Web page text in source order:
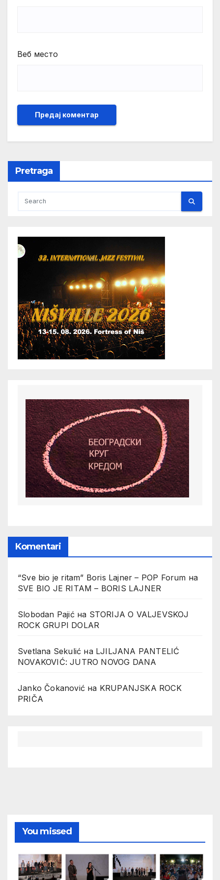
Веб место
Pretraga
Komentari
“Sve bio je ritam” Boris Lajner – POP Forum на
SVE BIO JE RITAM – BORIS LAJNER
Slobodan Pajićна STORIJA O VALJEVSKOJ
ROCK GRUPI DOLAR
Svetlana Sekulić на LJILJANA PANTELIĆ
NOVAKOVIĆ: JUTRO NOVOG DANA
Janko Čokanović на KRUPANJSKA ROCK
PRIČA
You missed